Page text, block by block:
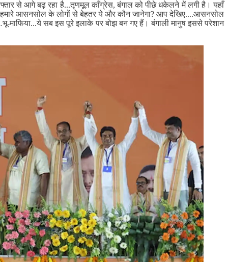
से आगे बढ़ रहा है...तृणमूल काँग्रेस, बंगाल को पीछे धकेलने में लगी है। यहाँ
हमारे आसनसोल के लोगों से बेहतर ये और कौन जानेगा? आप देखिए....आसनसोल
माफिया...ये सब इस पूरे इलाके पर बोझ बन गए हैं। बंगाली मानुष इससे परेशान